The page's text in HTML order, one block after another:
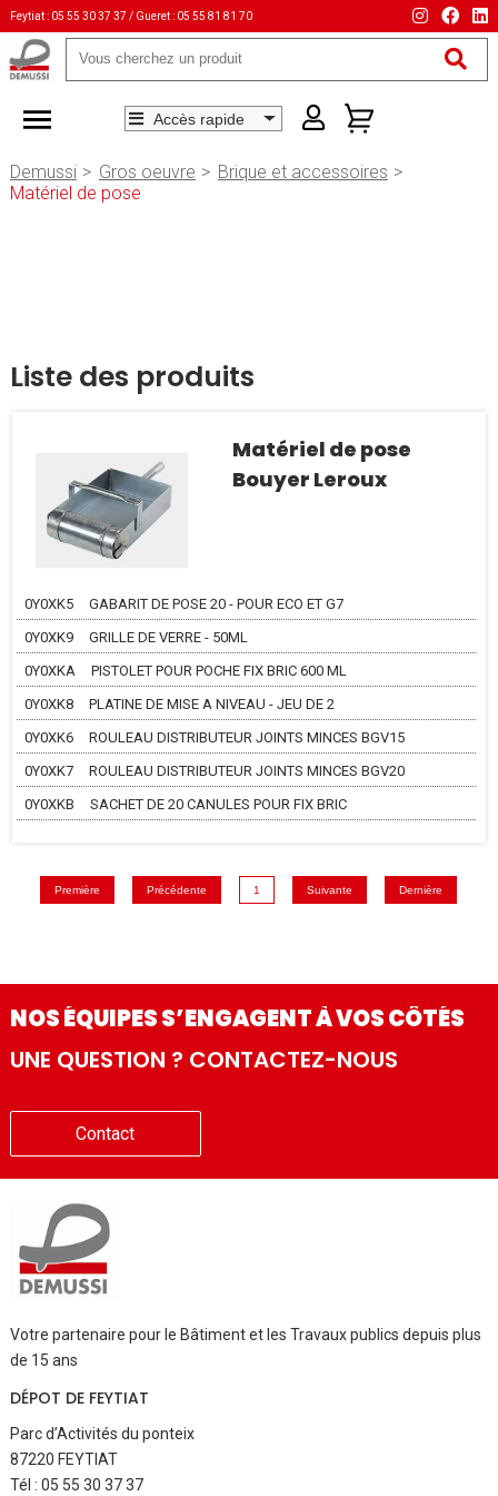
Feytiat : 05 55 30 37 37 / Gueret : 05 55 81 81 70
Mots-
clés
Demussi Gros oeuvre
Brique et accessoires
Matériel de pose
Liste des produits
Matériel de pose
Bouyer Leroux
0Y0XK5
GABARIT DE POSE 20 - POUR ECO ET G7
0Y0XK9
GRILLE DE VERRE - 50ML
0Y0XKA
PISTOLET POUR POCHE FIX BRIC 600 ML
0Y0XK8
PLATINE DE MISE A NIVEAU - JEU DE 2
0Y0XK6
ROULEAU DISTRIBUTEUR JOINTS MINCES BGV15
0Y0XK7
ROULEAU DISTRIBUTEUR JOINTS MINCES BGV20
0Y0XKB
SACHET DE 20 CANULES POUR FIX BRIC
Première Précédente 1 Suivante Dernière
NOS ÉQUIPES S’ENGAGENT À VOS CÔTÉS
UNE QUESTION ? CONTACTEZ-NOUS
Contact
Votre partenaire pour le Bâtiment et les Travaux publics depuis plus
de 15 ans
DÉPOT DE FEYTIAT
Parc d’Activités du ponteix
87220 FEYTIAT
Tél : 05 55 30 37 37